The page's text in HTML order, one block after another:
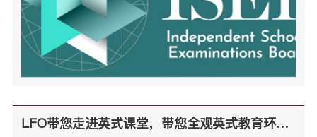
LFO带您走进英式课堂，带您全观英式教育环境！